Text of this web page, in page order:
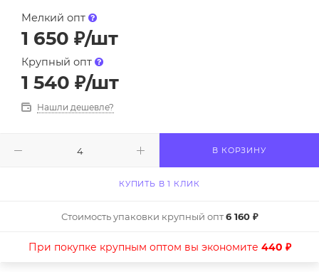
Мелкий опт
1 650 ₽/шт
Крупный опт
1 540 ₽/шт
Нашли дешевле?
В КОРЗИНУ
КУПИТЬ В 1 КЛИК
Стоимость упаковки крупный опт6 160 ₽
При покупке крупным оптом вы экономите 440 ₽